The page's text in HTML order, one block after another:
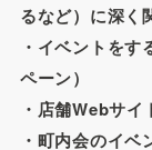
るなど）に深く
・イベントを
ペーン）
・店舗Webサイ
・町内会のイベ